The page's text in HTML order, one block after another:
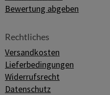
Bewertung abgeben
Rechtliches
Versandkosten
Lieferbedingungen
Widerrufsrecht
Datenschutz